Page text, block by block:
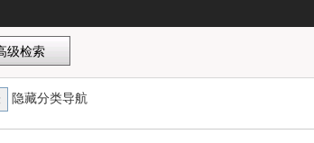
隐藏分类导航